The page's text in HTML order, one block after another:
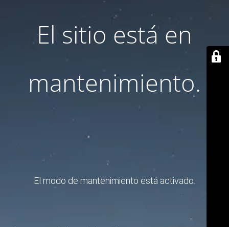
El sitio está en
mantenimiento.
El modo de mantenimiento está activado.